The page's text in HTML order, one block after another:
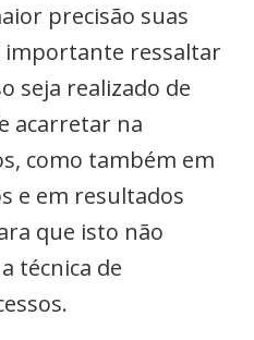
precisão suas
importante ressaltar
seja realizado de
acarretar na
como também em
e em resultados
que isto não
técnica de